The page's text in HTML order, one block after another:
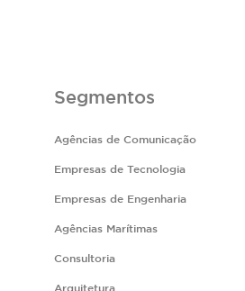
Segmentos
Agências de Comunicação
Empresas de Tecnologia
Empresas de Engenharia
Agências Marítimas
Consultoria
Arquitetura